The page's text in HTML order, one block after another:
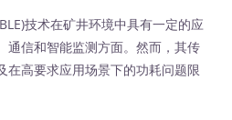
技术在矿井环境中具有一定的应
通信和智能监测方面。然而，其传
在高要求应用场景下的功耗问题限